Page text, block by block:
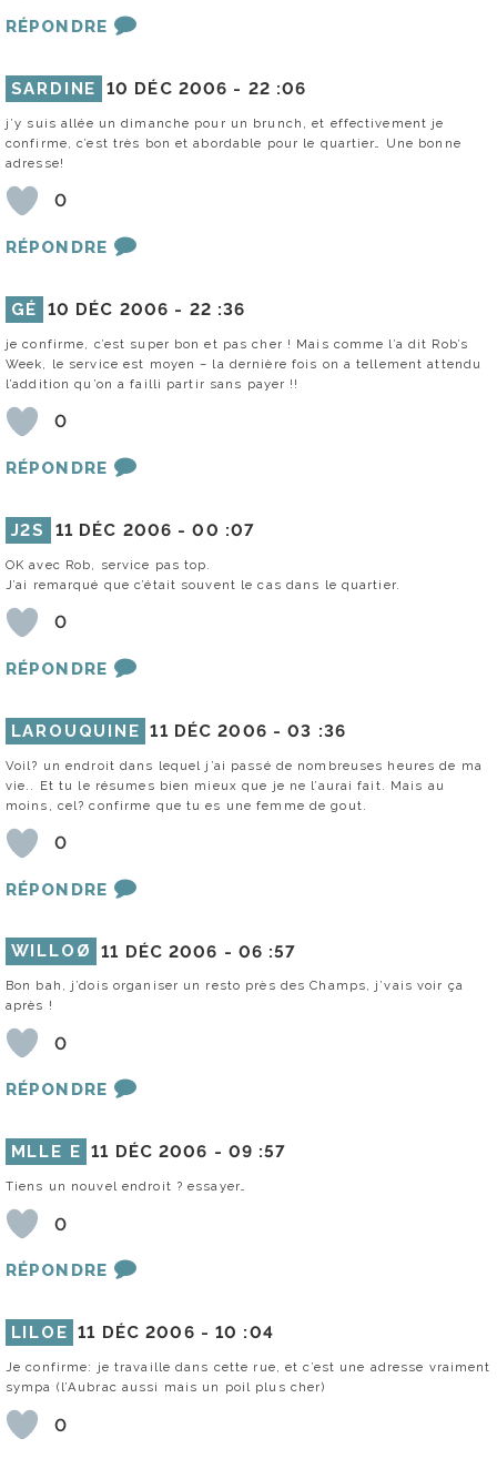
RÉPONDRE
SARDINE 10 DÉC 2006 - 22 :06
j’y suis allée un dimanche pour un brunch, et effectivement je
confirme, c’est très bon et abordable pour le quartier… Une bonne
adresse!
0
RÉPONDRE
GÉ 10 DÉC 2006 - 22 :36
je confirme, c’est super bon et pas cher ! Mais comme l’a dit Rob’s
Week, le service est moyen – la dernière fois on a tellement attendu
l’addition qu’on a failli partir sans payer !!
0
RÉPONDRE
J2S 11 DÉC 2006 -00 :07
OK avec Rob, service pas top.
J’ai remarqué que c’était souvent le cas dans le quartier.
0
RÉPONDRE
LAROUQUINE 11 DÉC 2006 -03 :36
Voil? un endroit dans lequel j’ai passé de nombreuses heures de ma
vie.. Et tu le résumes bien mieux que je ne l’aurai fait. Mais au
moins, cel? confirme que tu es une femme de gout.
0
RÉPONDRE
WILLOØ 11 DÉC 2006 - 06 :57
Bon bah, j’dois organiser un resto près des Champs, j’vais voir ça
après !
0
RÉPONDRE
MLLE E 11 DÉC 2006 - 09 :57
Tiens un nouvel endroit ? essayer…
0
RÉPONDRE
LILOE 11 DÉC 2006 -10 :04
Je confirme: je travaille dans cette rue, et c’est une adresse vraiment
sympa (l’Aubrac aussi mais un poil plus cher)
0